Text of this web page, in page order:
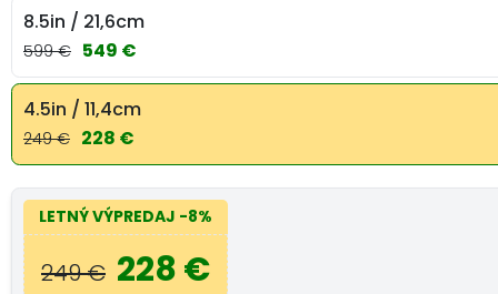
8.5in / 21,6cm
599 € 549 €
4.5in / 11,4cm
249 € 228 €
LETNÝ VÝPREDAJ -8%
249 € 228 €